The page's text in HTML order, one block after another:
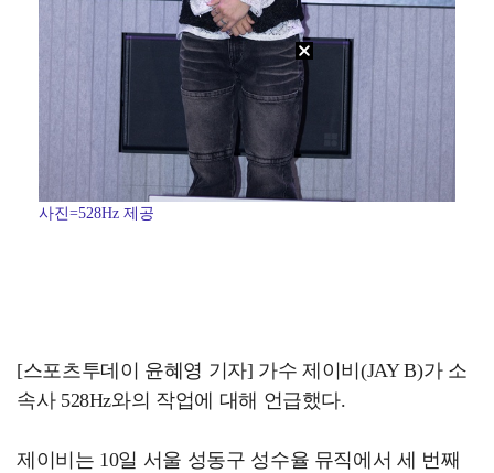
사진=528Hz 제공
[스포츠투데이 윤혜영 기자] 가수 제이비(JAY B)가 소
속사 528Hz와의 작업에 대해 언급했다.
제이비는 10일 서울 성동구 성수율 뮤직에서 세 번째